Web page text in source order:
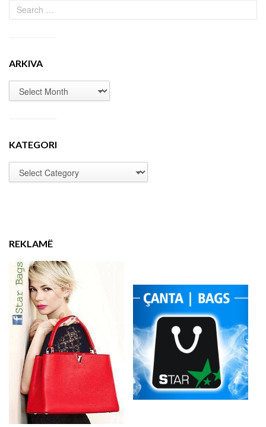
ARKIVA
KATEGORI
REKLAMË